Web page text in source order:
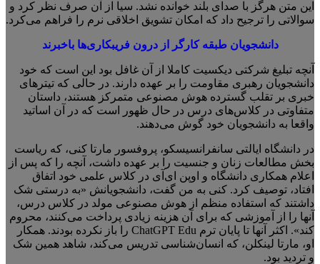
این متن هرگز با صدای بلند خوانده نشد. سیا از آن صرف نظر کرد و
سوالاتی را ترجیح داد که امکان تشویق اخلاقی نرم را فراهم می‌کرد.
دانشجویان طبقه کارگر از درون فریبکاری‌ها باخبرند
آنچه تبلیغ شرکتی دیکسیت کاملا از آن غافل بود این است که خود
دانشجویان رهبری مقاومت را بر عهده دارند. در حالی که تیترهای
خبری بر تقلب گسترده هوش مصنوعی متمرکز هستند، داستان
متفاوتی در کلاس‌های درس در حال ظهور است که در آن اساتید
واقعا به دانشجویان خود گوش می‌دهند.
در دانشگاه ایالتی سانفرانسیسکو، پروفسور مارتا کنی، که ریاست
بخش مطالعات زنان و جنسیت را بر عهده داشت، آنچه را که پس از
اعلام همکاری دانشگاه و اوپن ای‌آی در کلاس علمی خود اتفاق
افتاد، توصیف کرد. کنی به من گفت، دانشجویانش «به درستی شک
داشتند که استفاده منظم از هوش مصنوعی مولد در کلاس درس،
آنها را از آموزشی که برای آن هزینه زیادی پرداخت می‌کنند، محروم
کند». اکثر آنها تا پایان ترم ChatGPT Edu را باز نکرده بودند. همکار
او، مارتا لینکلن، که انسان‌شناسی تدریس می‌کند، شاهد همین شک
و تردید بود.